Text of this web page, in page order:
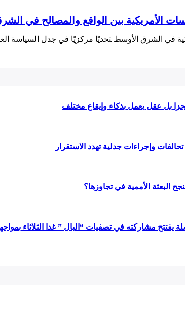
الأمريكية بين الواقع والمصالح في
في الشرق الأوسط ‍تحديًا مركزيًا في جدل السياسة
وإجراءات جدلية تهدد الاستقرار
البعثة الأممية في تجاوزها؟
يفتتح مشاركته في تصفيات “البال ” غدا الثلاثاء